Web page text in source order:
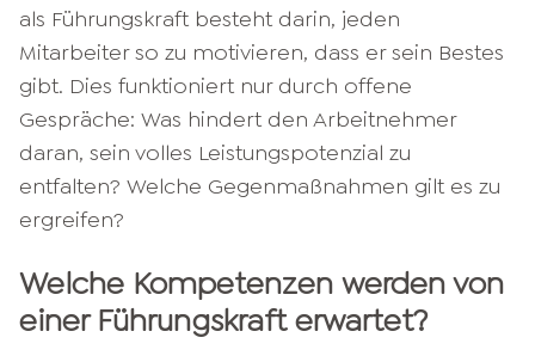
als Führungskraft besteht darin, jeden
Mitarbeiter so zu motivieren, dass er sein Bestes
gibt. Dies funktioniert nur durch offene
Gespräche: Was hindert den Arbeitnehmer
daran, sein volles Leistungspotenzial zu
entfalten? Welche Gegenmaßnahmen gilt es zu
ergreifen?
Welche Kompetenzen werden von
einer Führungskraft erwartet?